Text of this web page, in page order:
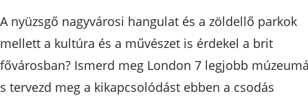
A nyüzsgő nagyvárosi hangulat és a zöldellő parkok
mellett a kultúra és a művészet is érdekel a brit
fővárosban? Ismerd meg London 7 legjobb
s tervezd meg a kikapcsolódást ebben a csodás